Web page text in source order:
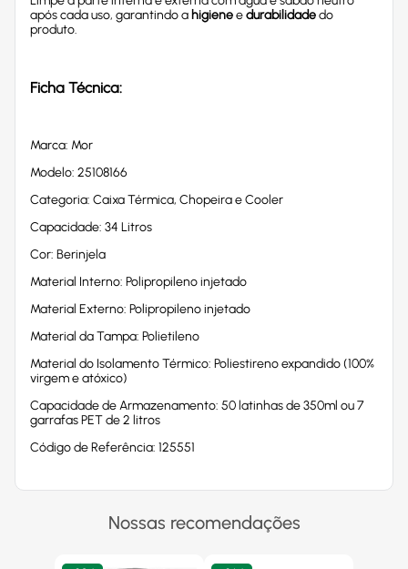
após cada uso, garantindo a higieneedurabilidadedo
produto.
Ficha Técnica:
Marca: Mor
Modelo: 25108166
Categoria: Caixa Térmica, Chopeira e Cooler
Capacidade: 34 Litros
Cor: Berinjela
Material Interno: Polipropileno injetado
Material Externo: Polipropileno injetado
Material da Tampa: Polietileno
Material do Isolamento Térmico: Poliestireno expandido (100%
virgem e atóxico)
Capacidade de Armazenamento: 50 latinhas de 350ml ou 7
garrafas PET de 2 litros
Código de Referência: 125551
Nossas recomendações